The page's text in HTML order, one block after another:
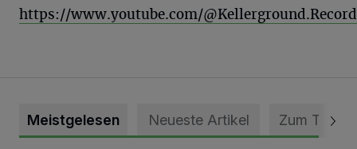
https://www.youtube.com/
Meistgelesen Neueste Artikel Zum Thema